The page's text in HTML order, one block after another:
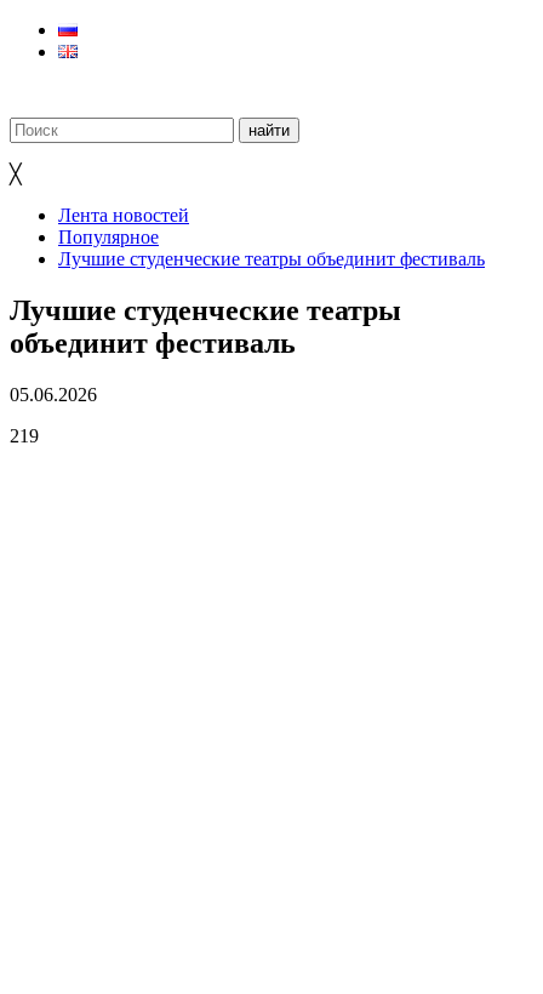
╳
Лента новостей
Популярное
Лучшие студенческие театры объединит фестиваль
Лучшие студенческие театры
объединит фестиваль
05.06.2026
219